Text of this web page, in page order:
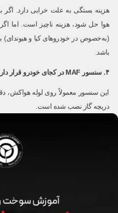
هزینه بستگی به علت خرابی دارد. اگر
(به‌خصوص در خودروهای کیا و هیوندای)
باشد.
۴. سنسور MAF در کجای خودرو قرار
این سنسور معمولاً روی لوله هواکش،
دریچه گاز نصب شده است.